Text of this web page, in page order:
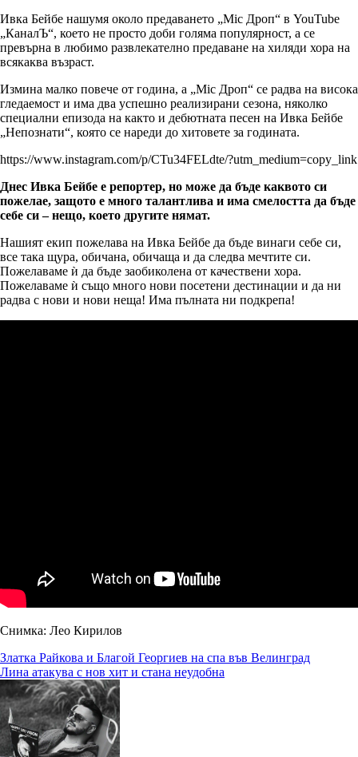
Ивка Бейбе нашумя около предаването „Mic Дроп“ в YouTube
„КаналЪ“, което не просто доби голяма популярност, а се
превърна в любимо развлекателно предаване на хиляди хора на
всякаква възраст.
Измина малко повече от година, а „Mic Дроп“ се радва на висока
гледаемост и има два успешно реализирани сезона, няколко
специални епизода на както и дебютната песен на Ивка Бейбе
„Непознати“, която се нареди до хитовете за годината.
https://www.instagram.com/p/CTu34FELdte/?utm_medium=copy_link
Днес Ивка Бейбе е репортер, но може да бъде каквото си
пожелае, защото е много талантлива и има смелостта да бъде
себе си – нещо, което другите нямат.
Нашият екип пожелава на Ивка Бейбе да бъде винаги себе си,
все така щура, обичана, обичаща и да следва мечтите си.
Пожелаваме ѝ да бъде заобиколена от качествени хора.
Пожелаваме ѝ също много нови посетени дестинации и да ни
радва с нови и нови неща! Има пълната ни подкрепа!
Снимка: Лео Кирилов
Навигация
Златка Райкова и Благой Георгиев на спа във Велинград
Лина атакува с нов хит и стана неудобна